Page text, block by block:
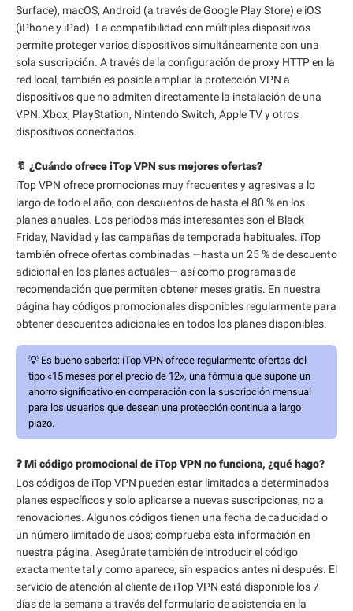
Surface), macOS, Android (a través de Google Play Store) e iOS
(iPhone y iPad). La compatibilidad con múltiples dispositivos
permite proteger varios dispositivos simultáneamente con una
sola suscripción. A través de la configuración de proxy HTTP en la
red local, también es posible ampliar la protección VPN a
dispositivos que no admiten directamente la instalación de una
VPN: Xbox, PlayStation, Nintendo Switch, Apple TV y otros
dispositivos conectados.
🔖 ¿Cuándo ofrece iTop VPN sus mejores ofertas?
iTop VPN ofrece promociones muy frecuentes y agresivas a lo
largo de todo el año, con descuentos de hasta el 80 % en los
planes anuales. Los periodos más interesantes son el Black
Friday, Navidad y las campañas de temporada habituales. iTop
también ofrece ofertas combinadas —hasta un 25 % de descuento
adicional en los planes actuales— así como programas de
recomendación que permiten obtener meses gratis. En nuestra
página hay códigos promocionales disponibles regularmente para
obtener descuentos adicionales en todos los planes disponibles.
💡 Es bueno saberlo: iTop VPN ofrece regularmente ofertas del
tipo «15 meses por el precio de 12», una fórmula que supone un
ahorro significativo en comparación con la suscripción mensual
para los usuarios que desean una protección continua a largo
plazo.
❓ Mi código promocional de iTop VPN no funciona, ¿qué hago?
Los códigos de iTop VPN pueden estar limitados a determinados
planes específicos y solo aplicarse a nuevas suscripciones, no a
renovaciones. Algunos códigos tienen una fecha de caducidad o
un número limitado de usos; comprueba esta información en
nuestra página. Asegúrate también de introducir el código
exactamente tal y como aparece, sin espacios antes ni después. El
servicio de atención al cliente de iTop VPN está disponible los 7
días de la semana a través del formulario de asistencia en la